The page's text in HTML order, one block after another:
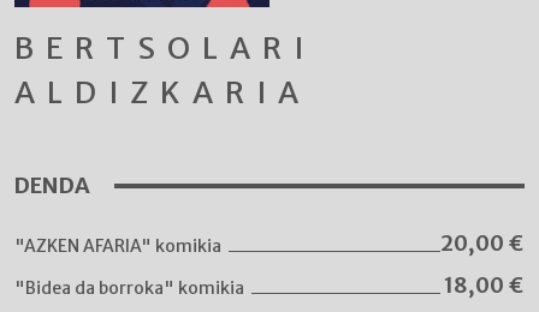
BERTSOLARI
ALDIZKARIA
DENDA
"AZKEN AFARIA" komikia 20,00 €
"Bidea da borroka" komikia 18,00 €